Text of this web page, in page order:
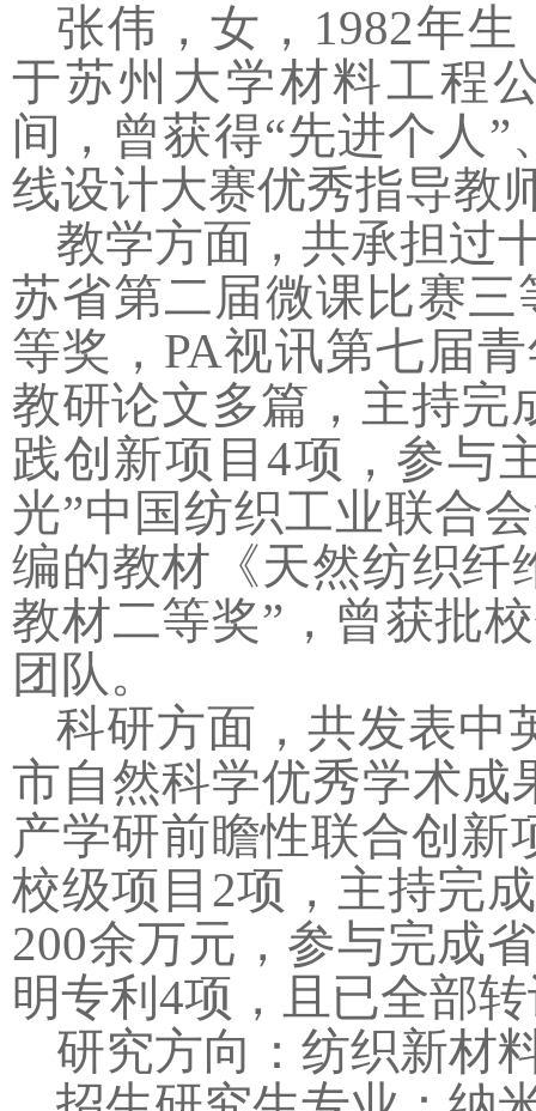
张伟，女， 1982年生
于苏州大学材料工程
间，曾获得“先进个人”
线设计大赛优秀指导教
教学方面，共承担过
苏省第二届微课比赛
等奖，PA视讯第七届
教研论文多篇，主持完
践创新项目4项，参与
光”中国纺织工业联合
编的教材《天然纺织纤
教材二等奖”，曾获批
团队。
科研方面，共发表中
市自然科学优秀学术成
产学研前瞻性联合创新
校级项目 2项，主持完
200余万元，参与完成
明专利 4项，且已全部
研究方向：纺织新材